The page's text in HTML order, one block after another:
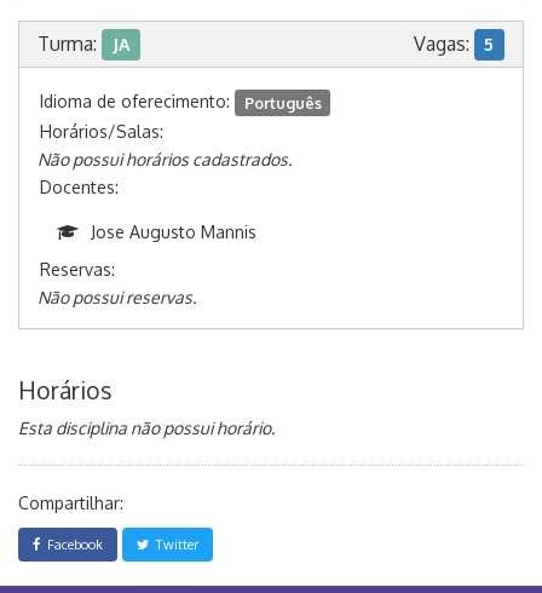
Turma: JA Vagas: 5
Idioma de oferecimento: Português
Horários/Salas:
Não possui horários cadastrados.
Docentes:
Jose Augusto Mannis
Reservas:
Não possui reservas.
Horários
Esta disciplina não possui horário.
Compartilhar:
Facebook Twitter